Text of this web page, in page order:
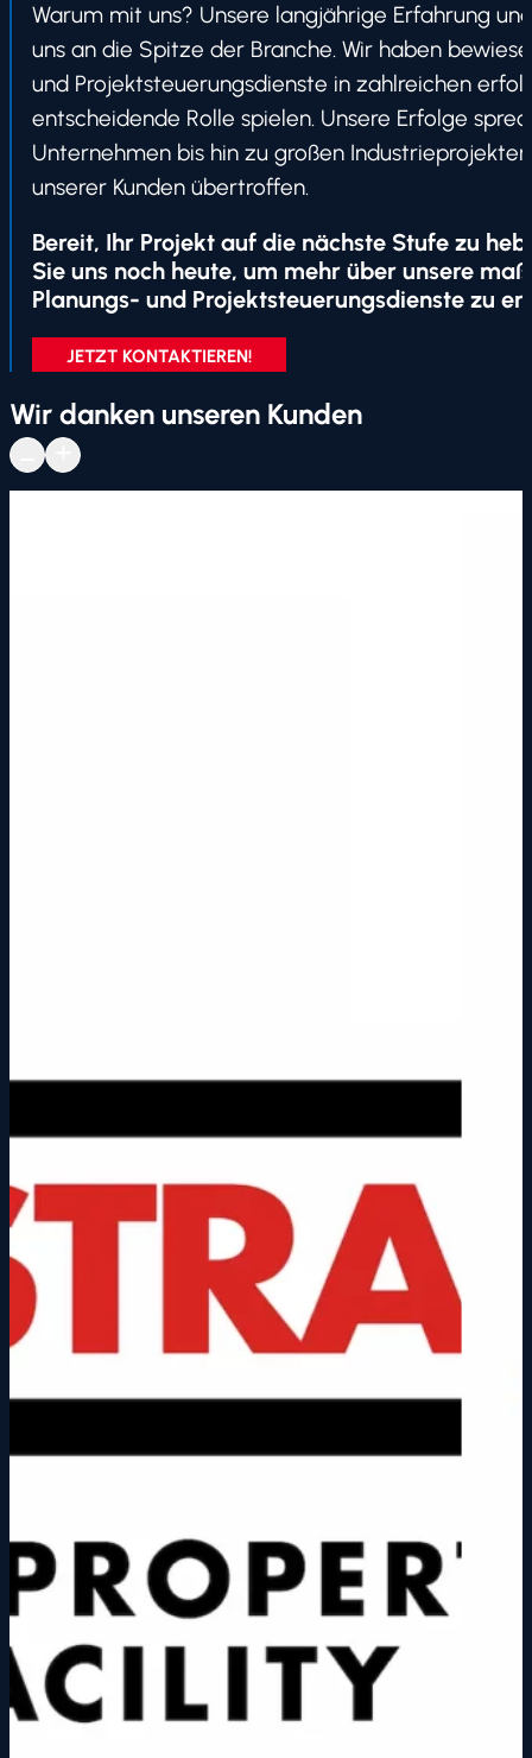
Warum mit uns? Unsere langjährige Erfahrung
uns an die Spitze der Branche. Wir haben
und Projektsteuerungsdienste in zahlreichen
entscheidende Rolle spielen. Unsere Erfolge
Unternehmen bis hin zu großen
unserer Kunden übertroffen.
Bereit, Ihr Projekt auf die nächste Stufe zu
Sie uns noch heute, um mehr über unsere
Planungs- und Projektsteuerungsdienste zu
JETZT KONTAKTIEREN!
Wir danken unseren Kunden